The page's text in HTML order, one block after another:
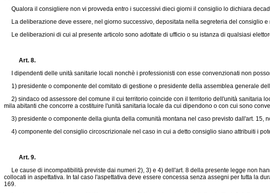
Qualora il consigliere non vi provveda entro i successivi dieci giorni il consiglio lo dichiara
La deliberazione deve essere, nel giorno successivo, depositata nella segreteria del consiglio
Le deliberazioni di cui al presente articolo sono adottate di ufficio o su istanza di qualsiasi
Art. 8.
I dipendenti delle unità sanitarie locali nonchè i professionisti con esse convenzionati non
1) presidente o componente del comitato di gestione o presidente della assemblea generale
2) sindaco od assessore del comune il cui territorio coincide con il territorio dell'unità sanitaria
mila abitanti che concorre a costituire l'unità sanitaria locale da cui dipendono o con cui sono
3) presidente o componente della giunta della comunità montana nel caso previsto dall'art. 15,
4) componente del consiglio circoscrizionale nel caso in cui a detto consiglio siano attribuiti i
Art. 9.
Le cause di incompatibilità previste dai numeri 2), 3) e 4) dell'art. 8 della presente legge non
collocati in aspettativa. In tal caso l'aspettativa deve essere concessa senza assegni per tutta la
169.